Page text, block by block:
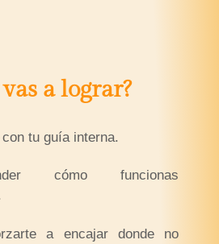
a lograr?
tu guía interna.
cómo funcionas
a encajar donde no